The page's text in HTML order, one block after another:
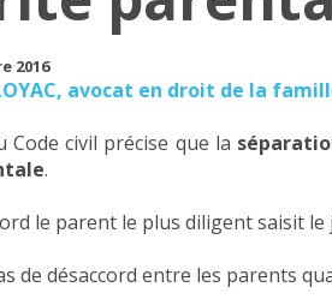
2016
avocat en droit de la
Code civil précise que la
.
le parent le plus diligent saisit
de désaccord entre les parents